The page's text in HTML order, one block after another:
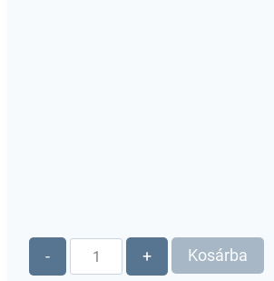
-
Kincsesládika,
pénzátadó,
+ Kosárba